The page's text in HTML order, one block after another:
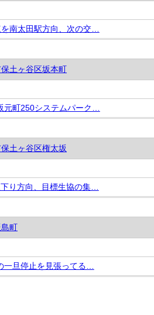
南太田駅方向、次の交…
土ヶ谷区坂本町
元町250システムパーク…
土ヶ谷区権太坂
り方向、目標生協の集…
島町
旦停止を見張ってる…